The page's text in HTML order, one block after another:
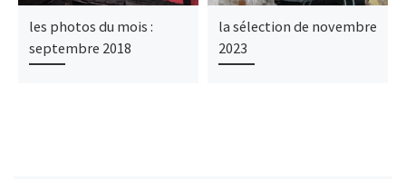
les photos du mois :
septembre 2018
la sélection de novembre
2023